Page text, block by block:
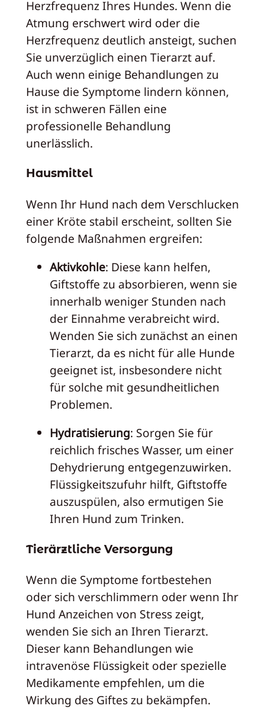
Herzfrequenz Ihres Hundes. Wenn die
Atmung erschwert wird oder die
Herzfrequenz deutlich ansteigt, suchen
Sie unverzüglich einen Tierarzt auf.
Auch wenn einige Behandlungen zu
Hause die Symptome lindern können,
ist in schweren Fällen eine
professionelle Behandlung
unerlässlich.
Hausmittel
Wenn Ihr Hund nach dem Verschlucken
einer Kröte stabil erscheint, sollten Sie
folgende Maßnahmen ergreifen:
Aktivkohle: Diese kann helfen,
Giftstoffe zu absorbieren, wenn sie
innerhalb weniger Stunden nach
der Einnahme verabreicht wird.
Wenden Sie sich zunächst an einen
Tierarzt, da es nicht für alle Hunde
geeignet ist, insbesondere nicht
für solche mit gesundheitlichen
Problemen.
Hydratisierung: Sorgen Sie für
reichlich frisches Wasser, um einer
Dehydrierung entgegenzuwirken.
Flüssigkeitszufuhr hilft, Giftstoffe
auszuspülen, also ermutigen Sie
Ihren Hund zum Trinken.
Tierärztliche Versorgung
Wenn die Symptome fortbestehen
oder sich verschlimmern oder wenn Ihr
Hund Anzeichen von Stress zeigt,
wenden Sie sich an Ihren Tierarzt.
Dieser kann Behandlungen wie
intravenöse Flüssigkeit oder spezielle
Medikamente empfehlen, um die
Wirkung des Giftes zu bekämpfen.